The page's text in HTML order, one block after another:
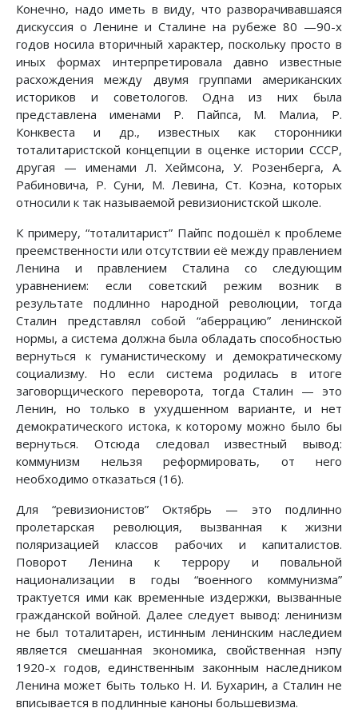
Конечно, надо иметь в виду, что разворачивавшаяся
дискуссия о Ленине и Сталине на рубеже 80 —90-х
годов носила вторичный характер, поскольку просто в
иных формах интерпретировала давно известные
расхождения между двумя группами американских
историков и советологов. Одна из них была
представлена именами Р. Пайпса, М. Малиа, Р.
Конквеста и др., известных как сторонники
тоталитаристской концепции в оценке истории СССР,
другая — именами Л. Хеймсона, У. Розенберга, А.
Рабиновича, Р. Суни, М. Левина, Ст. Коэна, которых
относили к так называемой ревизионистской школе.
К примеру, “тоталитарист” Пайпс подошёл к проблеме
преемственности или отсутствии её между правлением
Ленина и правлением Сталина со следующим
уравнением: если советский режим возник в
результате подлинно народной революции, тогда
Сталин представлял собой “аберрацию” ленинской
нормы, а система должна была обладать способностью
вернуться к гуманистическому и демократическому
социализму. Но если система родилась в итоге
заговорщического переворота, тогда Сталин — это
Ленин, но только в ухудшенном варианте, и нет
демократического истока, к которому можно было бы
вернуться. Отсюда следовал известный вывод:
коммунизм нельзя реформировать, от него
необходимо отказаться (16).
Для “ревизионистов” Октябрь — это подлинно
пролетарская революция, вызванная к жизни
поляризацией классов рабочих и капиталистов.
Поворот Ленина к террору и повальной
национализации в годы “военного коммунизма”
трактуется ими как временные издержки, вызванные
гражданской войной. Далее следует вывод: ленинизм
не был тоталитарен, истинным ленинским наследием
является смешанная экономика, свойственная нэпу
1920-х годов, единственным законным наследником
Ленина может быть только Н. И. Бухарин, а Сталин не
вписывается в подлинные каноны большевизма.